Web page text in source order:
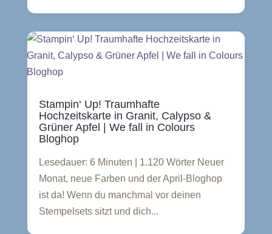
Stampin‘ Up! Traumhafte
Hochzeitskarte in Granit, Calypso &
Grüner Apfel | We fall in Colours
Bloghop
Lesedauer: 6 Minuten | 1.120 Wörter Neuer
Monat, neue Farben und der April-Bloghop
ist da! Wenn du manchmal vor deinen
Stempelsets sitzt und dich...